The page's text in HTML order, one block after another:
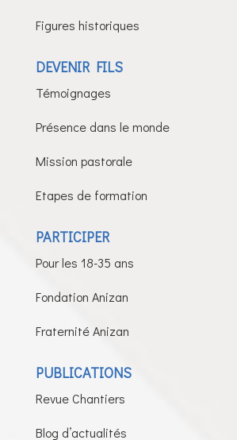
Figures historiques
DEVENIR FILS
Témoignages
Présence dans le monde
Mission pastorale
Etapes de formation
PARTICIPER
Pour les 18-35 ans
Fondation Anizan
Fraternité Anizan
PUBLICATIONS
Revue Chantiers
Blog d’actualités